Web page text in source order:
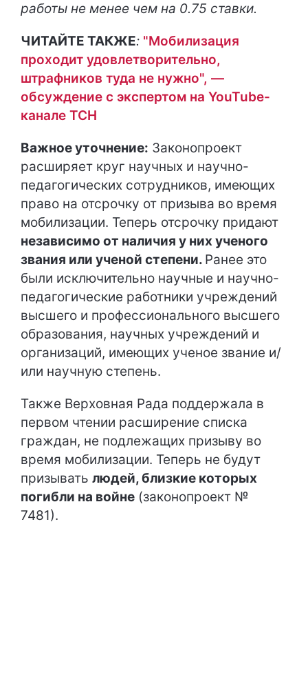
работы не менее чем на 0.75 ставки.
ЧИТАЙТЕ ТАКЖЕ: "Мобилизация
проходит удовлетворительно,
штрафников туда не нужно", —
обсуждение с экспертом на YouTube-
канале ТСН
Важное уточнение: Законопроект
расширяет круг научных и научно-
педагогических сотрудников, имеющих
право на отсрочку от призыва во время
мобилизации. Теперь отсрочку придают
независимо от наличия у них ученого
звания или ученой степени. Ранее это
были исключительно научные и научно-
педагогические работники учреждений
высшего и профессионального высшего
образования, научных учреждений и
организаций, имеющих ученое звание и/
или научную степень.
Также Верховная Рада поддержала в
первом чтении расширение списка
граждан, не подлежащих призыву во
время мобилизации. Теперь не будут
призывать людей, близкие которых
погибли на войне (законопроект №
7481).